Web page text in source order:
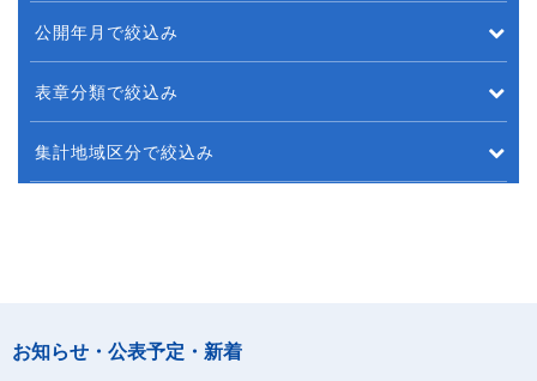
公開年月で絞込み
表章分類で絞込み
集計地域区分で絞込み
お知らせ・公表予定・新着